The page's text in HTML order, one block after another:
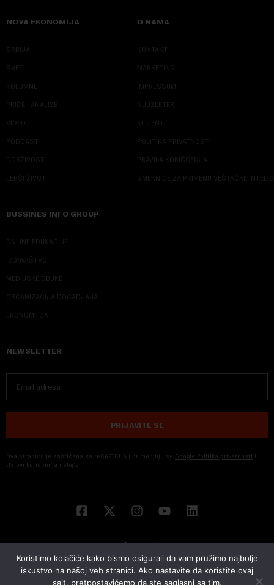
NOVA EKONOMIJA
SRBIJA
SVET
KOLUMNE
PRIČE I ANALIZE
VIDEO
PODCAST
ODRŽIVOST
LEPŠI ŽIVOT
O NAMA
KONTAKT
MARKETING
IMPRESSUM
NJUZLETER
KLIJENTI
POLITIKA PRIVATNOSTI
PRAVILA KORIŠĆENJA
SMERNICE ZA PRIMENU VEŠTAČKE
BUSSINES INFO GROUP
ONLINE EDUKACIJE
IZDAVAŠTVO
MEDIJSKE OBUKE
ORGANIZACIJA DOGADJAJA
EKONOM I JA
NEWSLETTER
PRIJAVITE SE
Ova stranica je zaštićena sa reCAPTCHA i primenjuju se Google Politika privatnosti i
Uslovi korišćenja usluge
Koristimo kolačiće kako bismo osigurali da vam pružimo najbolje
iskustvo na našoj veb stranici. Ako nastavite da koristite ovaj
sajt, pretpostavićemo da ste saglasni sa tim.